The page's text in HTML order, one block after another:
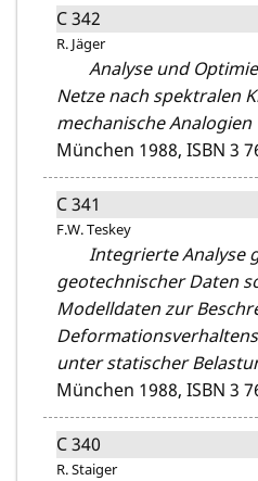
C 342
R. Jäger
Analyse und
Netze nach spektralen
mechanische Analogien
München 1988, ISBN 3
C 341
F.W. Teskey
Integrierte Analyse
geotechnischer Daten
Modelldaten zur
unter statischer
München 1988, ISBN 3
C 340
R. Staiger